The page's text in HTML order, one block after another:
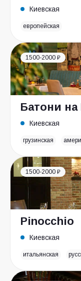
Киевская
европейская
1500-2000 ₽
Батони на
Киевская
грузинская
1500-2000 ₽
Pinocchio
Киевская
итальянская